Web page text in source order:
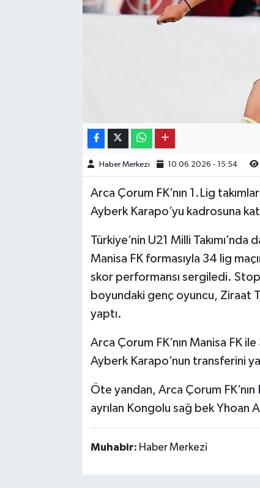
Haber Merkezi 10.06.2026 - 15:54
Arca Çorum FK’nın 1.Lig
Ayberk Karapo’yu kadrosuna
Türkiye’nin U21 Milli
Manisa FK formasıyla 34 lig
skor performansı sergiledi.
boyundaki genç oyuncu, Ziraat
yaptı.
Arca Çorum FK’nın Manisa FK
Ayberk Karapo’nun transferini
Öte yandan, Arca Çorum
ayrılan Kongolu sağ bek Yhoan
Muhabir: Haber Merkezi
Osmancık